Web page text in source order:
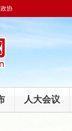
协
人大会议